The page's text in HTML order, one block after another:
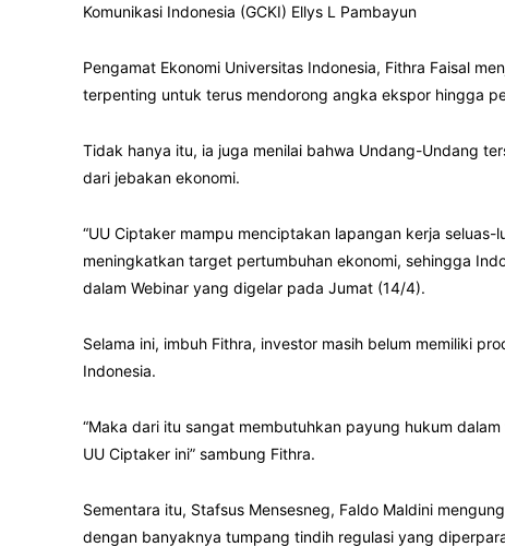
Komunikasi Indonesia (GCKI) Ellys L Pambayun
Pengamat Ekonomi Universitas Indonesia, Fithra Faisal
terpenting untuk terus mendorong angka ekspor hingga
Tidak hanya itu, ia juga menilai bahwa Undang-Undang
dari jebakan ekonomi.
“UU Ciptaker mampu menciptakan lapangan kerja
meningkatkan target pertumbuhan ekonomi, sehingga
dalam Webinar yang digelar pada Jumat (14/4).
Selama ini, imbuh Fithra, investor masih belum memiliki
Indonesia.
“Maka dari itu sangat membutuhkan payung hukum
UU Ciptaker ini” sambung Fithra.
Sementara itu, Stafsus Mensesneg, Faldo Maldini
dengan banyaknya tumpang tindih regulasi yang